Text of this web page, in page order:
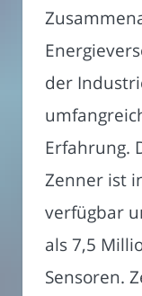
der
Erfahrung.
Zenner ist
verfügbar
als 7,5
Sensoren.